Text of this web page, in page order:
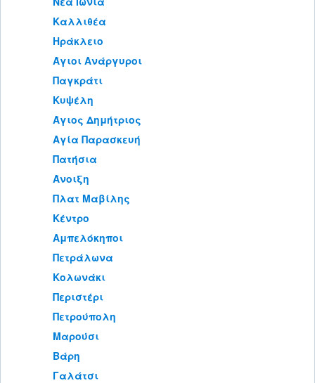
Καλλιθέα
Ηράκλειο
Άγιοι Ανάργυροι
Παγκράτι
Κυψέλη
Άγιος Δημήτριος
Αγία Παρασκευή
Πατήσια
Άνοιξη
Πλατ Μαβίλης
Κέντρο
Αμπελόκηποι
Πετράλωνα
Κολωνάκι
Περιστέρι
Πετρούπολη
Μαρούσι
Βάρη
Γαλάτσι